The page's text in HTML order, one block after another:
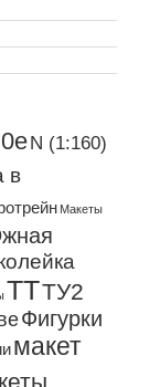
N (1:160)
в
Макеты
ТТТУ2
Фигурки
макет